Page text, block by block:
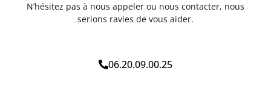
N’hésitez pas à nous appeler ou nous contacter, nous
serions ravies de vous aider.
06.20.09.00.25